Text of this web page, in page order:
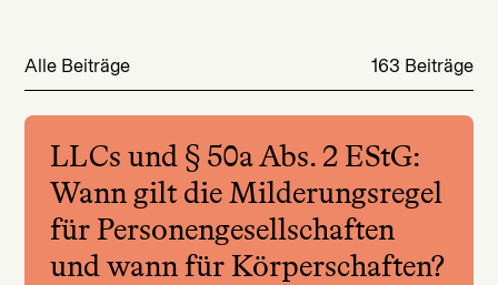
Alle Beiträge 163 Beiträge
LLCs und § 50a Abs. 2 EStG:
Wann gilt die Milderungsregel
für Personengesellschaften
und wann für Körperschaften?